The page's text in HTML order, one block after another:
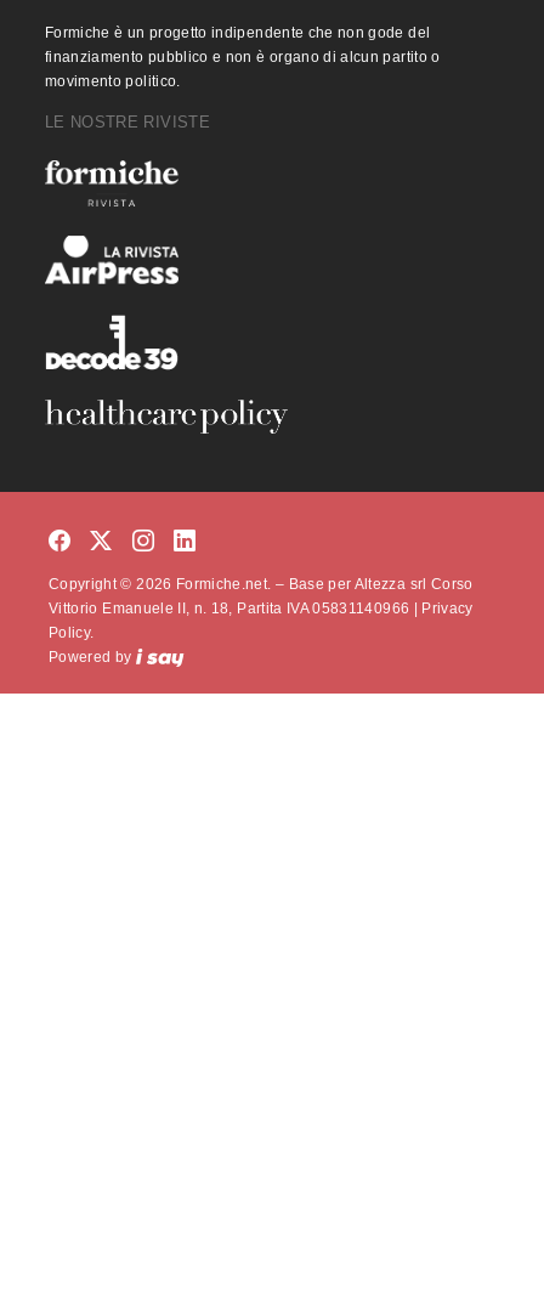
Formiche è un progetto indipendente che non gode del
finanziamento pubblico e non è organo di alcun partito o
movimento politico.
LE NOSTRE RIVISTE
Copyright © 2026 Formiche.net. – Base per Altezza srl Corso
Vittorio Emanuele II, n. 18, Partita IVA 05831140966 |
Privacy
Policy.
Powered by